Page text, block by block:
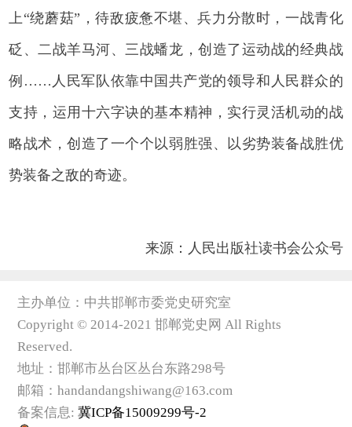
上“绕蘑菇”，待敌疲惫不堪、兵力分散时，一战青化
砭、二战羊马河、三战蟠龙，创造了运动战的经典战
例……人民军队依靠中国共产党的领导和人民群众的
支持，运用十六字诀的基本精神，实行灵活机动的战
略战术，创造了一个个以弱胜强、以劣势装备战胜优
势装备之敌的奇迹。
来源：人民出版社读书会公众号
主办单位：中共邯郸市委党史研究室
Copyright © 2014-2021 邯郸党史网 All Rights
Reserved.
地址：邯郸市丛台区丛台东路298号
邮箱：handandangshiwang@163.com
备案信息: 冀ICP备15009299号-2